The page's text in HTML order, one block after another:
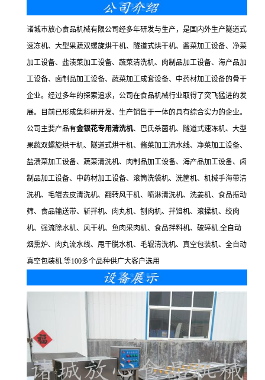
诸城市放心食品机械有限公司经多年研发与生产，是国内外生产隧道式
速冻机、大型果蔬双螺旋烘干机、隧道式烘干机、酱菜加工设备、净菜
加工设备、盐渍菜加工设备、蔬菜清洗机、肉制品加工设备、海产品加
工设备、卤制品加工设备、蔬菜加工成套设备、中药材加工设备的骨干
企业。经过多年的探索追求，公司在食品机械行业取得了突飞猛进的发
展。目前已形成集科研开发、生产销售于一体的具有综合实力的企业。
公司主要产品有金银花专用清洗机、巴氏杀菌机、隧道式速冻机、大型
果蔬双螺旋烘干机、隧道式烘干机、酱菜加工流水线、净菜加工设备、
盐渍菜加工设备、蔬菜清洗机、肉制品加工设备、海产品加工设备、卤
制品加工设备、中药材加工设备、滚筒洗袋机、洗筐机、机械手海带清
洗机、毛辊去皮清洗机、翻转风干机、喷淋清洗机、洗姜机、食品振动
筛、食品输送带、斩拌机、肉丸机、刨肉机、拌馅机、滚揉机、绞肉
机、强流除水机、风干机、鱼肉采肉机、食品拌料机、破碎机.全自动
烟熏炉、肉丸流水线、甩干脱水机、毛辊清洗机、真空包装机、全自动
真空包装机.等100多个品种供广大客户选用